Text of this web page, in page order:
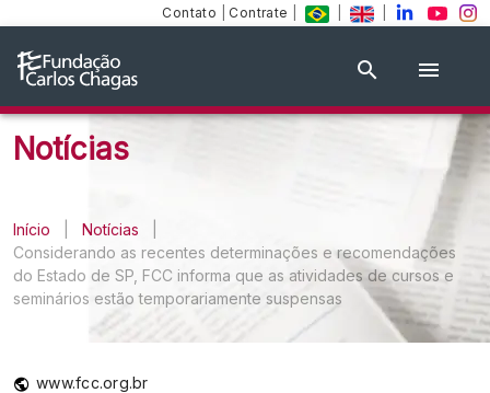
Contato Contrate
Notícias
Início Notícias
Considerando as recentes determinações e recomendações
do Estado de SP, FCC informa que as atividades de cursos e
seminários estão temporariamente suspensas
www.fcc.org.br